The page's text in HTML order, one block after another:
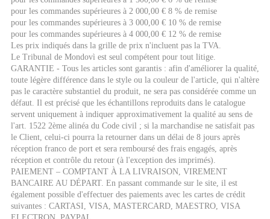
pour les commandes supérieures à 2 000,00 € 8 % de remise
pour les commandes supérieures à 3 000,00 € 10 % de remise
pour les commandes supérieures à 4 000,00 € 12 % de remise
Les prix indiqués dans la grille de prix n'incluent pas la TVA.
Le Tribunal de Mondovì est seul compétent pour tout litige.
GARANTIE - Tous les articles sont garantis : afin d'améliorer la qualité,
toute légère différence dans le style ou la couleur de l'article, qui n'altère
pas le caractère substantiel du produit, ne sera pas considérée comme un
défaut. Il est précisé que les échantillons reproduits dans le catalogue
servent uniquement à indiquer approximativement la qualité au sens de
l'art. 1522 2ème alinéa du Code civil ; si la marchandise ne satisfait pas
le Client, celui-ci pourra la retourner dans un délai de 8 jours après
réception franco de port et sera remboursé des frais engagés, après
réception et contrôle du retour (à l'exception des imprimés).
PAIEMENT – COMPTANT À LA LIVRAISON, VIREMENT
BANCAIRE AU DÉPART. En passant commande sur le site, il est
également possible d'effectuer des paiements avec les cartes de crédit
suivantes : CARTASI, VISA, MASTERCARD, MAESTRO, VISA